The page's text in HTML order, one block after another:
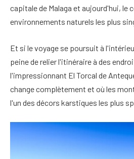
capitale de Malaga et aujourd'hui, le
environnements naturels les plus
Et si le voyage se poursuit à
peine de relier l'itinéraire à des
l'impressionnant El Torcal de
change complètement et où les
l'un des décors karstiques les plus